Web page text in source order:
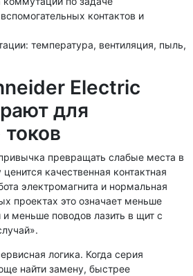
контактов и
температура, вентиляция, пыль,
Electric
для
превращать слабые места в
качественная контактная
электромагнита и нормальная
проектах это означает меньше
меньше поводов лазить в щит с
логика. Когда серия
найти замену, быстрее